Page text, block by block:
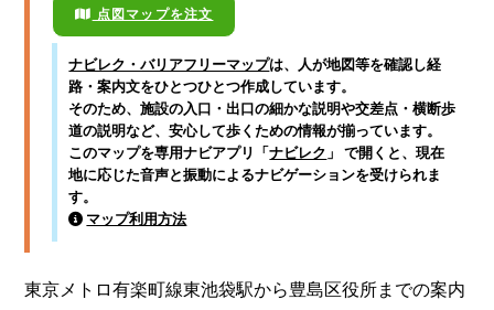
点図マップを注文
ナビレク・バリアフリーマップは、人が地図等を確認し経
路・案内文をひとつひとつ作成しています。
そのため、施設の入口・出口の細かな説明や交差点・横断歩
道の説明など、安心して歩くための情報が揃っています。
このマップを専用ナビアプリ「ナビレク 」 で開くと、現在
地に応じた音声と振動によるナビゲーションを受けられま
す。
マップ利用方法
東京メトロ有楽町線東池袋駅から豊島区役所までの案内